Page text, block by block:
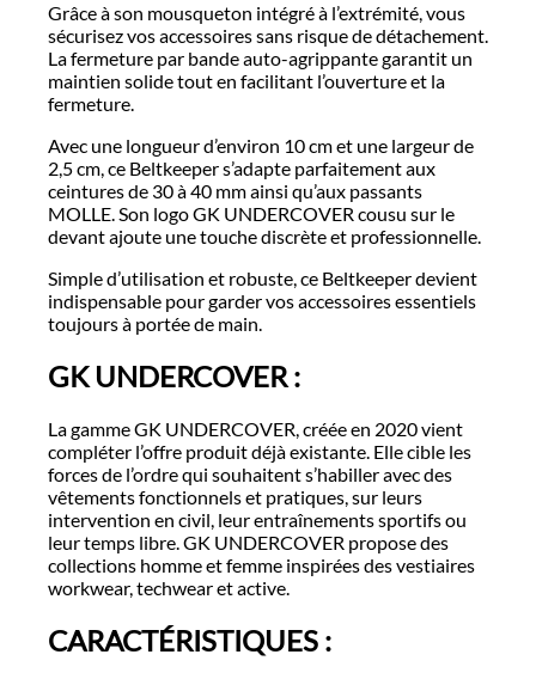
Grâce à son mousqueton intégré à l’extrémité, vous
sécurisez vos accessoires sans risque de détachement.
La fermeture par bande auto-agrippante garantit un
maintien solide tout en facilitant l’ouverture et la
fermeture.
Avec une longueur d’environ 10 cm et une largeur de
2,5 cm, ce Beltkeeper s’adapte parfaitement aux
ceintures de 30 à 40 mm ainsi qu’aux passants
MOLLE. Son logo GK UNDERCOVER cousu sur le
devant ajoute une touche discrète et professionnelle.
Simple d’utilisation et robuste, ce Beltkeeper devient
indispensable pour garder vos accessoires essentiels
toujours à portée de main.
GK UNDERCOVER :
La gamme GK UNDERCOVER, créée en 2020 vient
compléter l’offre produit déjà existante. Elle cible les
forces de l’ordre qui souhaitent s’habiller avec des
vêtements fonctionnels et pratiques, sur leurs
intervention en civil, leur entraînements sportifs ou
leur temps libre. GK UNDERCOVER propose des
collections homme et femme inspirées des vestiaires
workwear, techwear et active.
CARACTÉRISTIQUES :